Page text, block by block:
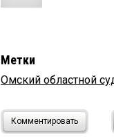
Метки
Омский областной
Комментировать